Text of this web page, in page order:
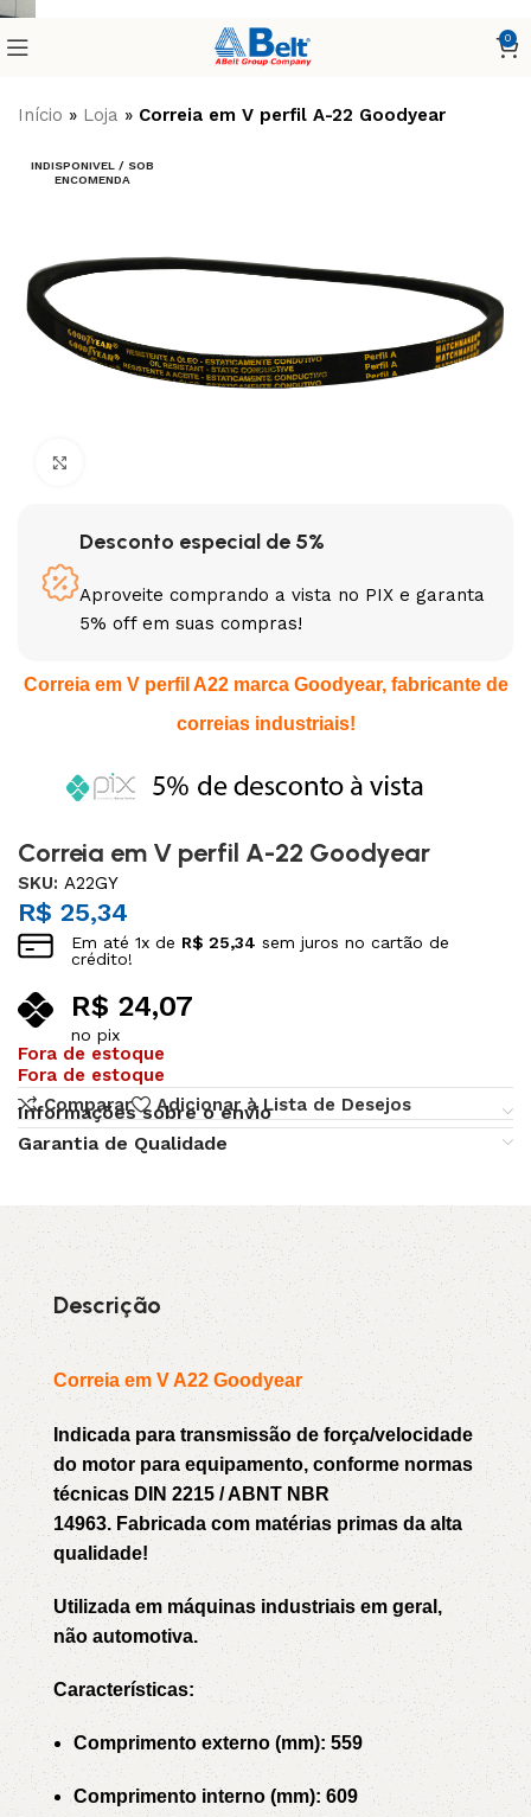
0
Início » Loja » Correia em V perfil A-22 Goodyear
INDISPONIVEL / SOB
ENCOMENDA
Desconto especial de 5%
Aproveite comprando a vista no PIX e garanta
5% off em suas compras!
Correia em V perfil A22 marca Goodyear, fabricante de
correias industriais!
Correia em V perfil A-22 Goodyear
SKU:A22GY
R$ 25,34
Em até1x de R$ 25,34 sem juros no cartão de
crédito!
R$ 24,07
no pix
Fora de estoque
Fora de estoque
Comparar
Adicionar à Lista de Desejos
Informações sobre o envio
Garantia de Qualidade
Descrição
Correia em V A22 Goodyear
Indicada para transmissão de força/velocidade
do motor para equipamento, conforme normas
técnicas DIN 2215 / ABNT NBR
14963. Fabricada com matérias primas da alta
qualidade!
Utilizada em máquinas industriais em geral,
não automotiva.
Características:
Comprimento externo (mm): 559
Comprimento interno (mm): 609